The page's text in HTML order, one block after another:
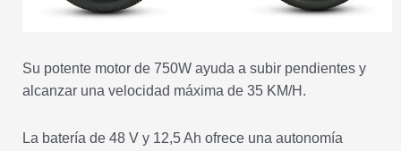
Su potente motor de 750W ayuda a subir pendientes y
alcanzar una velocidad máxima de 35 KM/H.
La batería de 48 V y 12,5 Ah ofrece una autonomía